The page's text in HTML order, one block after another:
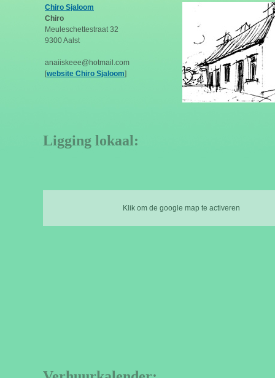
Chiro Sjaloom
Chiro
Meuleschettestraat 32
9300 Aalst
anaiiskeee@hotmail.com
[website Chiro Sjaloom]
Ligging lokaal:
Klik om de google map te activeren